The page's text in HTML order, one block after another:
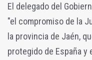
El delegado del
"el compromiso de la
la provincia de Jaén,
protegido de España y